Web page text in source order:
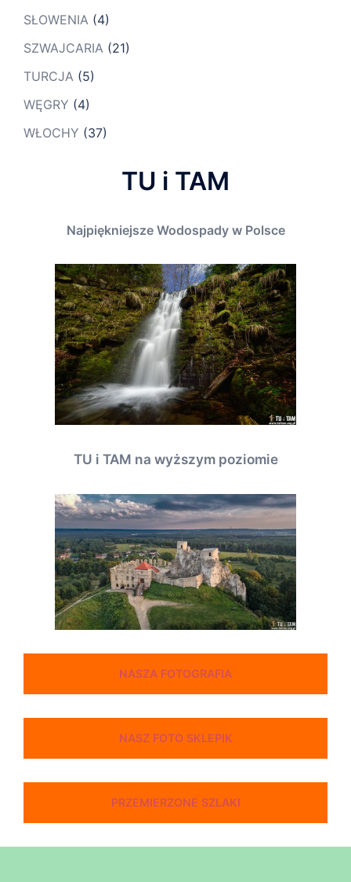
SŁOWENIA (4)
SZWAJCARIA (21)
TURCJA (5)
WĘGRY (4)
WŁOCHY (37)
TU i TAM
Najpiękniejsze Wodospady w Polsce
TU i TAM na wyższym poziomie
NASZA FOTOGRAFIA
NASZ FOTO SKLEPIK
PRZEMIERZONE SZLAKI